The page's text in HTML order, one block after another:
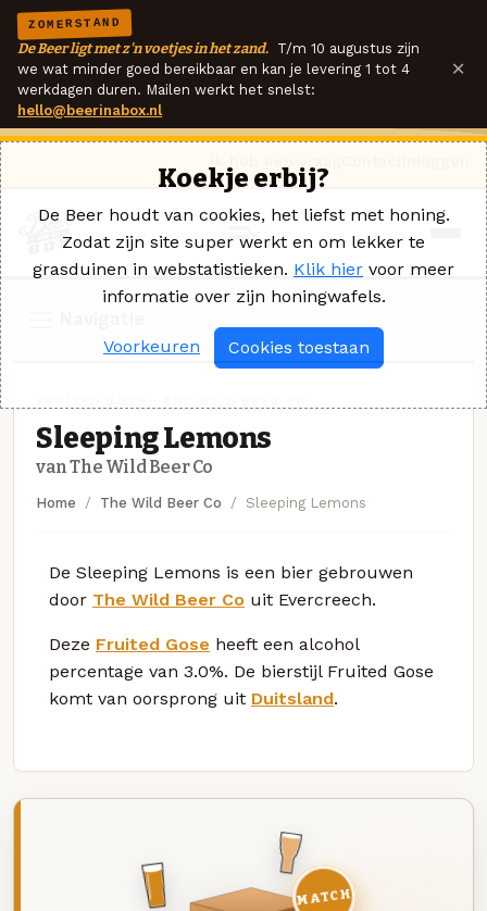
ZOMERSTAND
De Beer ligt met z'n voetjes in het zand. T/m 10 augustus zijn
we wat minder goed bereikbaar en kan je levering 1 tot 4
werkdagen duren. Mailen werkt het snelst:
hello@beerinabox.nl
×
Sleeping Lemons
van The Wild Beer Co
Home The Wild Beer Co Sleeping Lemons
De Sleeping Lemons is een bier gebrouwen
door The Wild Beer Co uit Evercreech.
Deze Fruited Gose heeft een alcohol
percentage van 3.0%. De bierstijl Fruited Gose
komt van oorsprong uit Duitsland.
MATCH
Koekje erbij?
De Beer houdt van cookies, het liefst met honing.
Zodat zijn site super werkt en om lekker te
grasduinen in webstatistieken. Klik hier voor meer
informatie over zijn honingwafels.
Voorkeuren Cookies toestaan